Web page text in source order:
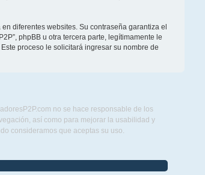
diferentes websites. Su contraseña garantiza el
phpBB u otra tercera parte, legítimamente le
proceso le solicitará ingresar su nombre de
no se hace responsable de los
así como para mejorar la usabilidad y
consideramos que aceptas su uso.